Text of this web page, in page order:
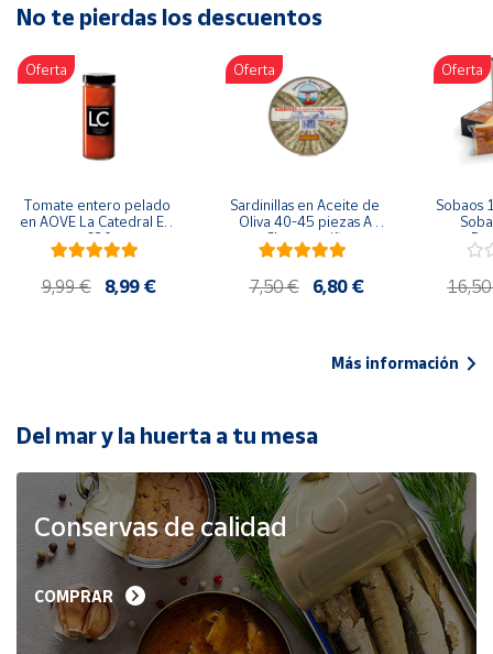
Artesanía
Oficina y
Papelería
Para Canarias,
Ceuta y Melilla
populares
Bono
Cultural
de Correos
Market
Productos
Solidarios
Ayuda
No te pierdas los descuentos
Oferta
Tomate entero pelado
en AOVE La Catedral ER-
630
9,99 € 8,99 €
Oferta
Sardinillas en Aceite de
Oliva 40-45 piezas A
Churrusquiña
7,50 € 6,80 €
Oferta
Sobaos
Más información
Del mar y la huerta a tu mesa
Conservas de calidad
COMPRAR